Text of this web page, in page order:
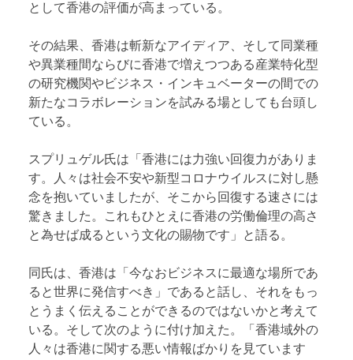
として香港の評価が高まっている。
その結果、香港は斬新なアイディア、そして同業種
や異業種間ならびに香港で増えつつある産業特化型
の研究機関やビジネス・インキュベーターの間での
新たなコラボレーションを試みる場としても台頭し
ている。
スプリュゲル氏は「香港には力強い回復力がありま
す。人々は社会不安や新型コロナウイルスに対し懸
念を抱いていましたが、そこから回復する速さには
驚きました。これもひとえに香港の労働倫理の高さ
と為せば成るという文化の賜物です」と語る。
同氏は、香港は「今なおビジネスに最適な場所であ
ると世界に発信すべき」であると話し、それをもっ
とうまく伝えることができるのではないかと考えて
いる。そして次のように付け加えた。「香港域外の
人々は香港に関する悪い情報ばかりを見ています